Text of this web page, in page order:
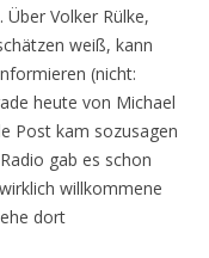
Volker Rülke,
weiß, kann
(nicht:
heute von Michael
Post kam sozusagen
gab es schon
willkommene
dort